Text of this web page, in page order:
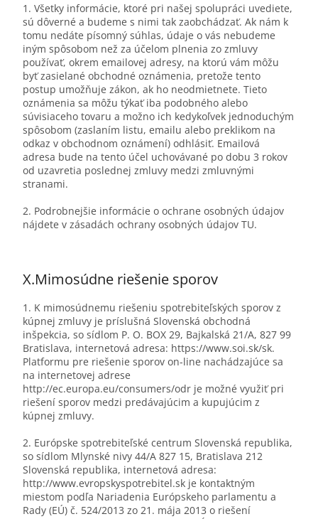
1. Všetky informácie, ktoré pri našej spolupráci uvediete,
sú dôverné a budeme s nimi tak zaobchádzať. Ak nám k
tomu nedáte písomný súhlas, údaje o vás nebudeme
iným spôsobom než za účelom plnenia zo zmluvy
používať, okrem emailovej adresy, na ktorú vám môžu
byť zasielané obchodné oznámenia, pretože tento
postup umožňuje zákon, ak ho neodmietnete. Tieto
oznámenia sa môžu týkať iba podobného alebo
súvisiaceho tovaru a možno ich kedykoľvek jednoduchým
spôsobom (zaslaním listu, emailu alebo preklikom na
odkaz v obchodnom oznámení) odhlásiť. Emailová
adresa bude na tento účel uchovávané po dobu 3 rokov
od uzavretia poslednej zmluvy medzi zmluvnými
stranami.
2. Podrobnejšie informácie o ochrane osobných údajov
nájdete v zásadách ochrany osobných údajov TU.
X.Mimosúdne riešenie sporov
1. K mimosúdnemu riešeniu spotrebiteľských sporov z
kúpnej zmluvy je príslušná Slovenská obchodná
inšpekcia, so sídlom P. O. BOX 29, Bajkalská 21/A, 827 99
Bratislava, internetová adresa: https://www.soi.sk/sk.
Platformu pre riešenie sporov on-line nachádzajúce sa
na internetovej adrese
http://ec.europa.eu/consumers/odr je možné využiť pri
riešení sporov medzi predávajúcim a kupujúcim z
kúpnej zmluvy.
2. Európske spotrebiteľské centrum Slovenská republika,
so sídlom Mlynské nivy 44/A 827 15, Bratislava 212
Slovenská republika, internetová adresa:
http://www.evropskyspotrebitel.sk je kontaktným
miestom podľa Nariadenia Európskeho parlamentu a
Rady (EÚ) č. 524/2013 zo 21. mája 2013 o riešení